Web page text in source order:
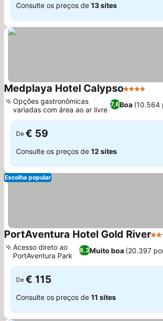
Consulte os preços de 13 sites
Medplaya Hotel Calypso4 Estrelas
7,6Boa (10.564
Opções gastronômicas
variadas com área ao ar livre
De € 59
Consulte os preços de 12 sites
Escolha popular
PortAventura Hotel Gold River4
8,3Muito boa (20.397
Acesso direto ao
PortAventura Park
De € 115
Consulte os preços de 11 sites